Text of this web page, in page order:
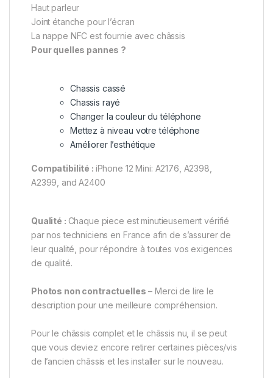
Haut parleur
Joint étanche pour l’écran
La nappe NFC est fournie avec châssis
Pour quelles pannes ?
Chassis cassé
Chassis rayé
Changer la couleur du téléphone
Mettez à niveau votre téléphone
Améliorer l’esthétique
Compatibilité : iPhone 12 Mini: A2176, A2398,
A2399, and A2400
Qualité : Chaque piece est minutieusement vérifié
par nos techniciens en France afin de s’assurer de
leur qualité, pour répondre à toutes vos exigences
de qualité.
Photos non contractuelles – Merci de lire le
description pour une meilleure compréhension.
Pour le châssis complet et le châssis nu, il se peut
que vous deviez encore retirer certaines pièces/vis
de l’ancien châssis et les installer sur le nouveau.